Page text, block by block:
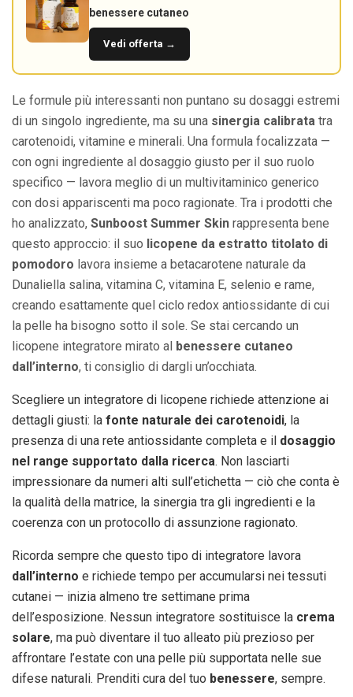
benessere cutaneo
Vedi offerta →
Le formule più interessanti non puntano su dosaggi estremi
di un singolo ingrediente, ma su una sinergia calibrata tra
carotenoidi, vitamine e minerali. Una formula focalizzata —
con ogni ingrediente al dosaggio giusto per il suo ruolo
specifico — lavora meglio di un multivitaminico generico
con dosi appariscenti ma poco ragionate. Tra i prodotti che
ho analizzato, Sunboost Summer Skin rappresenta bene
questo approccio: il suo licopene da estratto titolato di
pomodoro lavora insieme a betacarotene naturale da
Dunaliella salina, vitamina C, vitamina E, selenio e rame,
creando esattamente quel ciclo redox antiossidante di cui
la pelle ha bisogno sotto il sole. Se stai cercando un
licopene integratore mirato al benessere cutaneo
dall’interno, ti consiglio di dargli un’occhiata.
Scegliere un integratore di licopene richiede attenzione ai
dettagli giusti: la fonte naturale dei carotenoidi, la
presenza di una rete antiossidante completa e il dosaggio
nel range supportato dalla ricerca. Non lasciarti
impressionare da numeri alti sull’etichetta — ciò che conta è
la qualità della matrice, la sinergia tra gli ingredienti e la
coerenza con un protocollo di assunzione ragionato.
Ricorda sempre che questo tipo di integratore lavora
dall’interno e richiede tempo per accumularsi nei tessuti
cutanei — inizia almeno tre settimane prima
dell’esposizione. Nessun integratore sostituisce la crema
solare, ma può diventare il tuo alleato più prezioso per
affrontare l’estate con una pelle più supportata nelle sue
difese naturali. Prenditi cura del tuo benessere, sempre.